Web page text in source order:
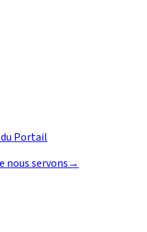
Portail
nous servons→